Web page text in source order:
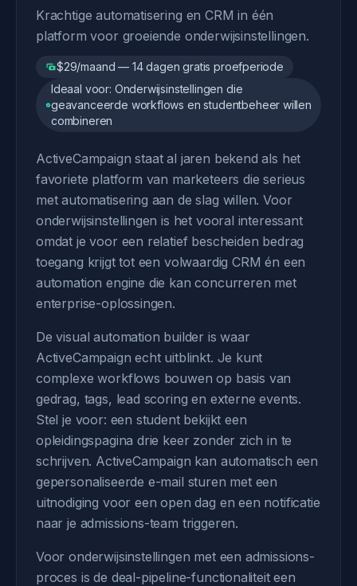
Krachtige automatisering en CRM in één
platform voor groeiende onderwijsinstellingen.
$29/maand — 14 dagen gratis proefperiode
Ideaal voor: Onderwijsinstellingen die
geavanceerde workflows en studentbeheer willen
combineren
ActiveCampaign staat al jaren bekend als het
favoriete platform van marketeers die serieus
met automatisering aan de slag willen. Voor
onderwijsinstellingen is het vooral interessant
omdat je voor een relatief bescheiden bedrag
toegang krijgt tot een volwaardig CRM én een
automation engine die kan concurreren met
enterprise-oplossingen.
De visual automation builder is waar
ActiveCampaign echt uitblinkt. Je kunt
complexe workflows bouwen op basis van
gedrag, tags, lead scoring en externe events.
Stel je voor: een student bekijkt een
opleidingspagina drie keer zonder zich in te
schrijven. ActiveCampaign kan automatisch een
gepersonaliseerde e-mail sturen met een
uitnodiging voor een open dag en een notificatie
naar je admissions-team triggeren.
Voor onderwijsinstellingen met een admissions-
proces is de deal-pipeline-functionaliteit een